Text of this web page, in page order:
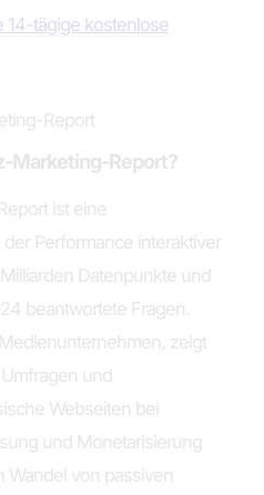
14-tägige kostenlose
Report
Marketing-Report?
ist eine
Performance interaktiver
Datenpunkte und
beantwortete Fragen.
zeigt
und
Webseiten bei
und Monetarisierung
Wandel von passiven